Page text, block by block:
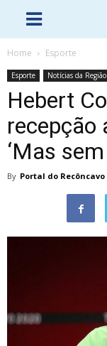
Home Esporte
Esporte Notícias da Região
Hebert
recepção
‘Mas
By Portal do Recôncavo